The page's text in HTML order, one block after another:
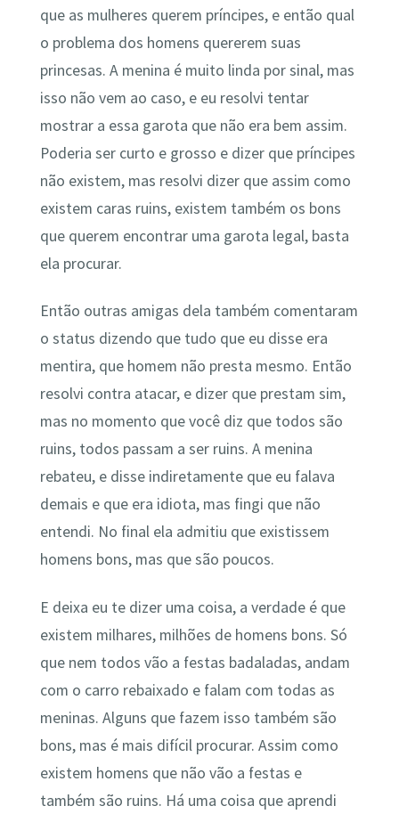
que as mulheres querem príncipes, e então qual
o problema dos homens quererem suas
princesas. A menina é muito linda por sinal, mas
isso não vem ao caso, e eu resolvi tentar
mostrar a essa garota que não era bem assim.
Poderia ser curto e grosso e dizer que príncipes
não existem, mas resolvi dizer que assim como
existem caras ruins, existem também os bons
que querem encontrar uma garota legal, basta
ela procurar.
Então outras amigas dela também comentaram
o status dizendo que tudo que eu disse era
mentira, que homem não presta mesmo. Então
resolvi contra atacar, e dizer que prestam sim,
mas no momento que você diz que todos são
ruins, todos passam a ser ruins. A menina
rebateu, e disse indiretamente que eu falava
demais e que era idiota, mas fingi que não
entendi. No final ela admitiu que existissem
homens bons, mas que são poucos.
E deixa eu te dizer uma coisa, a verdade é que
existem milhares, milhões de homens bons. Só
que nem todos vão a festas badaladas, andam
com o carro rebaixado e falam com todas as
meninas. Alguns que fazem isso também são
bons, mas é mais difícil procurar. Assim como
existem homens que não vão a festas e
também são ruins. Há uma coisa que aprendi